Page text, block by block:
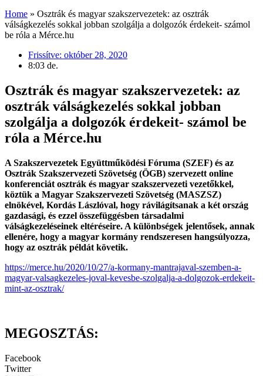
Home » Osztrák és magyar szakszervezetek: az osztrák
válságkezelés sokkal jobban szolgálja a dolgozók érdekeit- számol
be róla a Mérce.hu
Frissítve: október 28, 2020
8:03 de.
Osztrák és magyar szakszervezetek: az
osztrák válságkezelés sokkal jobban
szolgálja a dolgozók érdekeit- számol be
róla a Mérce.hu
A Szakszervezetek Együttműködési Fóruma (SZEF) és az
Osztrák Szakszervezeti Szövetség (ÖGB) szervezett online
konferenciát osztrák és magyar szakszervezeti vezetőkkel,
köztük a Magyar Szakszervezeti Szövetség (MASZSZ)
elnökével, Kordás Lászlóval, hogy rávilágítsanak a két ország
gazdasági, és ezzel összefüggésben társadalmi
válságkezeléseinek eltéréseire. A különbségek jelentősek, annak
ellenére, hogy a magyar kormány rendszeresen hangsúlyozza,
hogy az osztrák példát követik.
https://merce.hu/2020/10/27/a-kormany-mantrajaval-szemben-a-
magyar-valsagkezeles-joval-kevesbe-szolgalja-a-dolgozok-erdekeit-
mint-az-osztrak/
MEGOSZTÁS:
Facebook
Twitter